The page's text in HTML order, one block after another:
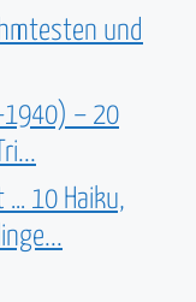
und
– 20
… 10 Haiku,